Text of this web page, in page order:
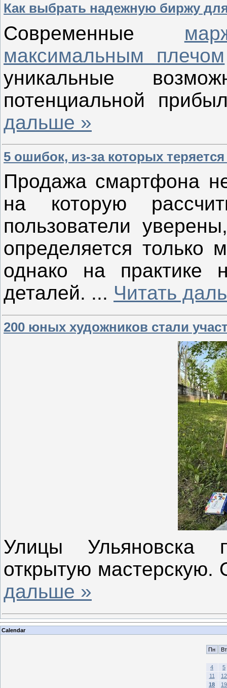
Как выбрать надежную биржу
Современные
максимальным плечом
уникальные
потенциальной
дальше »
5 ошибок, из-за которых
Продажа смартфона
на которую
пользователи
определяется
однако на практике
деталей. ... Читать
200 юных художников стали
Улицы Ульяновска
открытую
дальше »
Calendar
Пн Вт
4
5
11
12
18
19